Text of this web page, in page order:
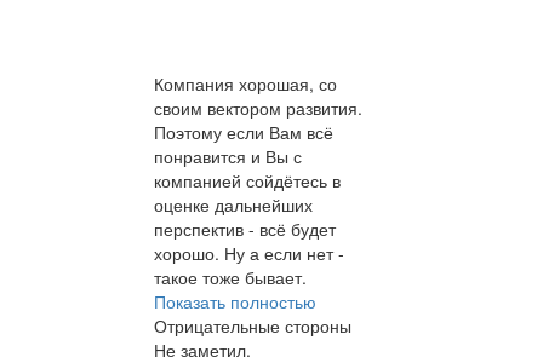
Компания хорошая, со
своим вектором развития.
Поэтому если Вам всё
понравится и Вы с
компанией сойдётесь в
оценке дальнейших
перспектив - всё будет
хорошо. Ну а если нет -
такое тоже бывает.
Показать полностью
Отрицательные стороны
Не заметил.